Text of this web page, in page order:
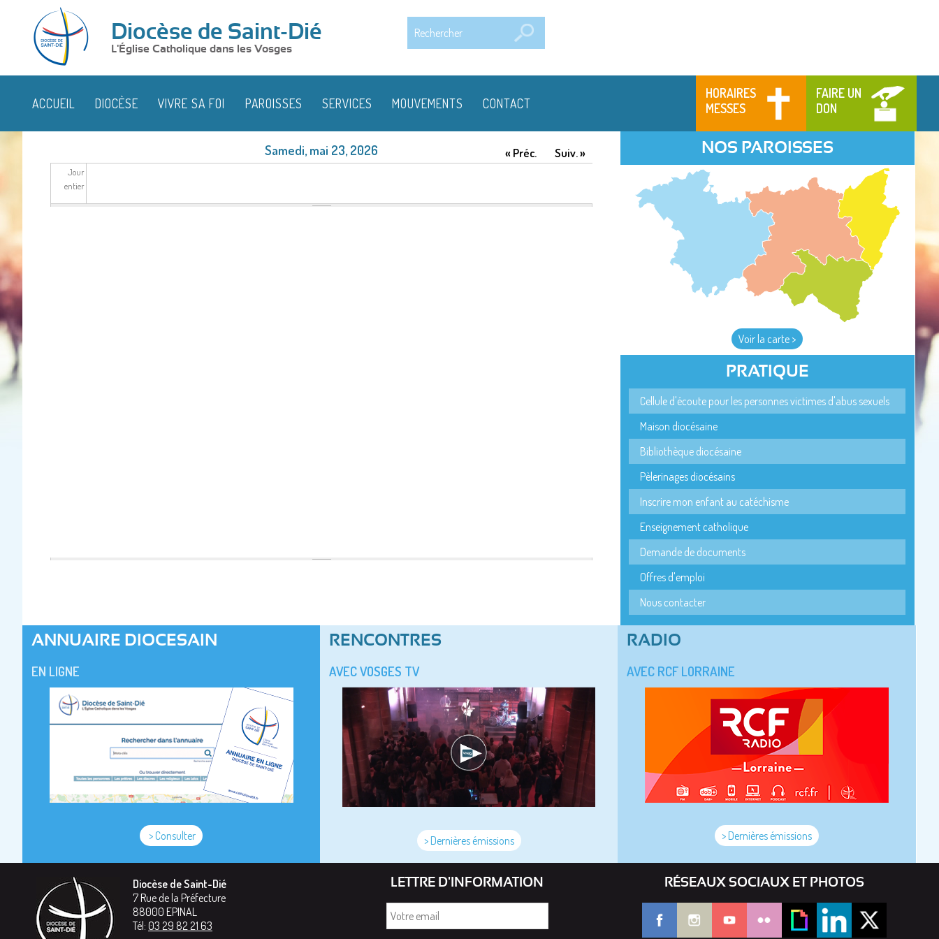
Diocèse de Saint-Dié
L'Église Catholique dans les Vosges
HORAIRES
MESSES
FAIRE UN
DON
ACCUEIL DIOCÈSE VIVRE SA FOI PAROISSES SERVICES MOUVEMENTS CONTACT
Samedi, mai 23, 2026 « Préc. Suiv. »
Jour
entier
NOS PAROISSES
Voir la carte >
PRATIQUE
Cellule d'écoute pour les personnes victimes d'abus sexuels
Maison diocésaine
Bibliothèque diocésaine
Pèlerinages diocésains
Inscrire mon enfant au catéchisme
Enseignement catholique
Demande de documents
Offres d'emploi
Nous contacter
ANNUAIRE DIOCESAIN
EN LIGNE
> Consulter
RENCONTRES
AVEC VOSGES TV
> Dernières émissions
RADIO
AVEC RCF LORRAINE
> Dernières émissions
Diocèse de Saint-Dié
7 Rue de la Préfecture
88000 EPINAL
Tél: 03 29 82 21 63
LETTRE D'INFORMATION RÉSEAUX SOCIAUX ET PHOTOS